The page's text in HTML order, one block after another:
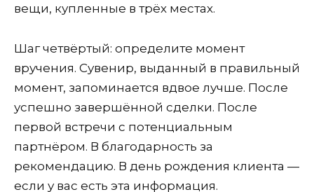
вещи, купленные в трёх местах.
Шаг четвёртый: определите момент
вручения. Сувенир, выданный в правильный
момент, запоминается вдвое лучше. После
успешно завершённой сделки. После
первой встречи с потенциальным
партнёром. В благодарность за
рекомендацию. В день рождения клиента —
если у вас есть эта информация.